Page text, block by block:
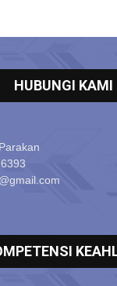
HUBUNGI KAMI